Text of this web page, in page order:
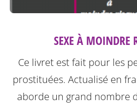
SEXE À MOINDRE
Ce livret est fait pour les
prostituées. Actualisé en
aborde un grand nombre